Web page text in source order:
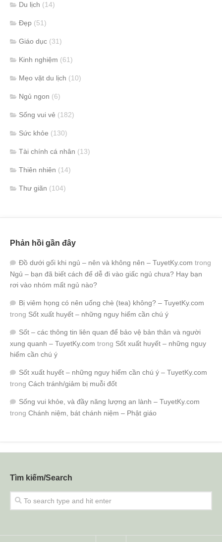
Du lịch (14)
Đẹp (51)
Giáo dục (31)
Kinh nghiệm (61)
Mẹo vặt du lịch (10)
Ngủ ngon (6)
Sống vui vẻ (182)
Sức khỏe (130)
Tài chính cá nhân (13)
Thiên nhiên (14)
Thư giãn (104)
Phản hồi gần đây
Đồ dưới gối khi ngủ – nên và không nên – TuyetKy.com trong
Ngủ – bạn đã biết cách để dễ đi vào giấc ngủ chưa? Hay bạn
rơi vào nhóm mất ngủ nào?
Bị viêm họng có nên uống chè (tea) không? – TuyetKy.com
trong Sốt xuất huyết – những nguy hiểm cần chú ý
Sốt – các thông tin liên quan để bảo vệ bản thân và người
xung quanh – TuyetKy.com trong Sốt xuất huyết – những nguy
hiểm cần chú ý
Sốt xuất huyết – những nguy hiểm cần chú ý – TuyetKy.com
trong Cách tránh/giảm bị muỗi đốt
Sống vui khỏe, và đầy năng lượng an lành – TuyetKy.com
trong Chánh niệm, bát chánh niệm – Phật giáo
Tìm kiếm/Search